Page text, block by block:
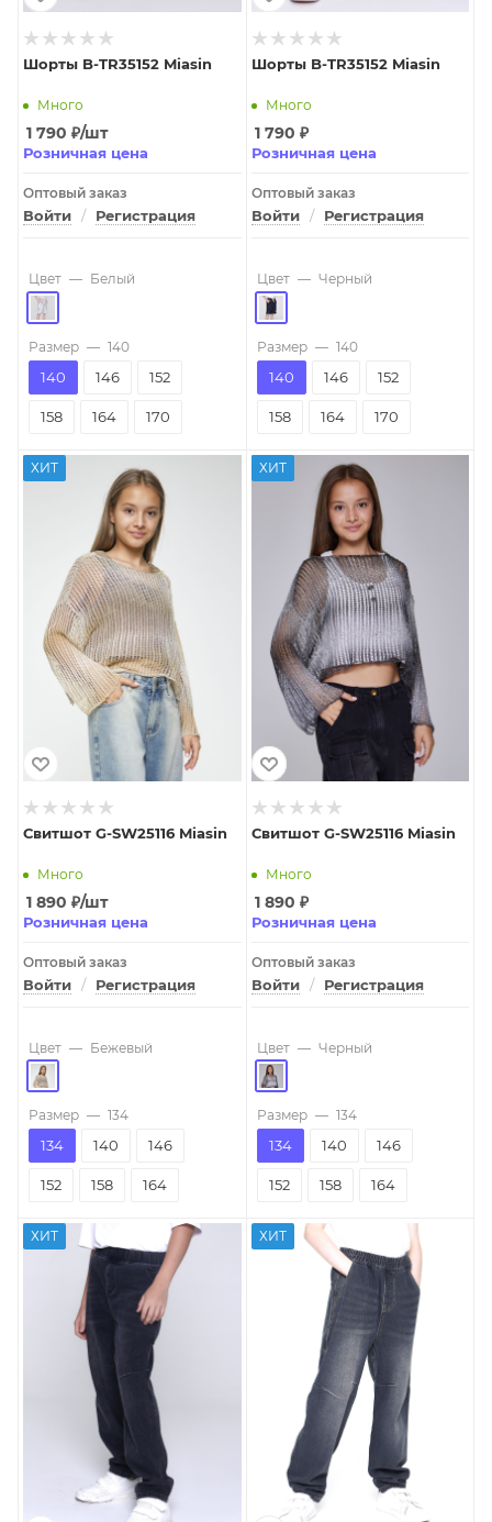
Шорты B-TR35152 Miasin
Много
1 790 ₽/шт
Розничная цена
Оптовый заказ
Войти / Регистрация
Цвет — Белый
Размер — 140
140 146 152
158 164 170
Шорты B-TR35152 Miasin
Много
1 790 ₽
Розничная цена
Оптовый заказ
Войти / Регистрация
Цвет — Черный
Размер — 140
140 146 152
158 164 170
ХИТ
Свитшот G-SW25116 Miasin
Много
1 890 ₽/шт
Розничная цена
Оптовый заказ
Войти / Регистрация
Цвет — Бежевый
Размер — 134
134 140 146
152 158 164
ХИТ
Свитшот G-SW25116 Miasin
Много
1 890 ₽
Розничная цена
Оптовый заказ
Войти / Регистрация
Цвет — Черный
Размер — 134
134 140 146
152 158 164
ХИТ ХИТ